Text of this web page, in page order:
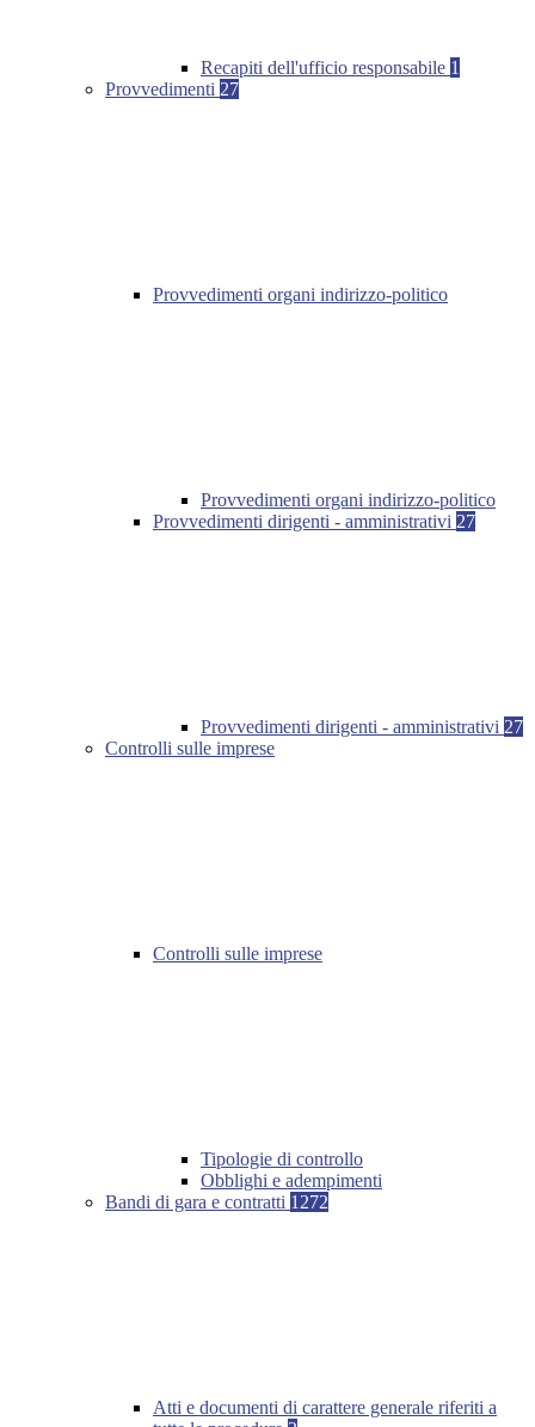
Recapiti dell'ufficio responsabile 1
Provvedimenti 27
Provvedimenti organi indirizzo-politico
Provvedimenti organi indirizzo-politico
Provvedimenti dirigenti - amministrativi 27
Provvedimenti dirigenti - amministrativi 27
Controlli sulle imprese
Controlli sulle imprese
Tipologie di controllo
Obblighi e adempimenti
Bandi di gara e contratti 1272
Atti e documenti di carattere generale riferiti a